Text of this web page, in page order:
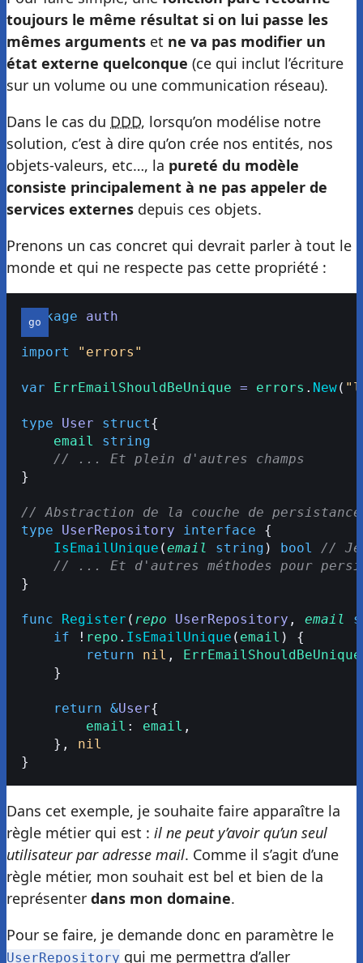
toujours le même résultat si on lui passe les
mêmes arguments et ne va pas modifier un
état externe quelconque (ce qui inclut l’écriture
sur un volume ou une communication réseau).
Dans le cas du DDD, lorsqu’on modélise notre
solution, c’est à dire qu’on crée nos entités, nos
objets-valeurs, etc…, la pureté du modèle
consiste principalement à ne pas appeler de
services externes depuis ces objets.
Prenons un cas concret qui devrait parler à tout le
monde et qui ne respecte pas cette propriété :
package auth
import "errors"
var ErrEmailShouldBeUnique = errors . New(
type User struct{
    email
string
    // ... Et plein d'autres champs
}
// Abstraction de la couche de persistance
type UserRepository interface {
    IsEmailUnique
(email string ) bool
// Je
// ... Et d'autres méthodes pour
}
func Register ( repo UserRepository , email
    if
! repo . IsEmailUnique ( email ) {
        return
nil , ErrEmailShouldBeUnique
    }
    return
&User{
        email
: email ,
    },
nil
}
Dans cet exemple, je souhaite faire apparaître la
règle métier qui est : il ne peut y’avoir qu’un seul
utilisateur par adresse mail. Comme il s’agit d’une
règle métier, mon souhait est bel et bien de la
représenter dans mon domaine.
Pour se faire, je demande donc en paramètre le
UserRepository qui me permettra d’aller